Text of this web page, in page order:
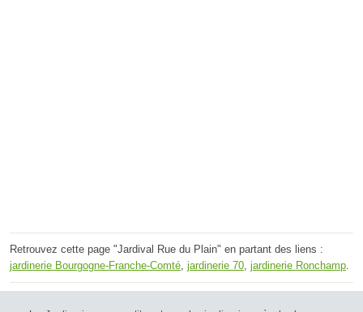
Retrouvez cette page "Jardival Rue du Plain" en partant des liens :
jardinerie Bourgogne-Franche-Comté jardinerie 70 jardinerie Ronchamp